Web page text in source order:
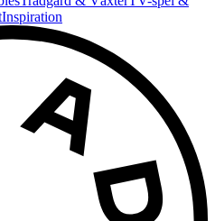
Inspiration